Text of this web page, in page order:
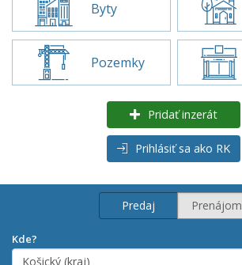
Byty
Pozemky
Pridať inzerát
Prihlásiť sa ako RK
Predaj Prenájom
Kde?
Košický (kraj)